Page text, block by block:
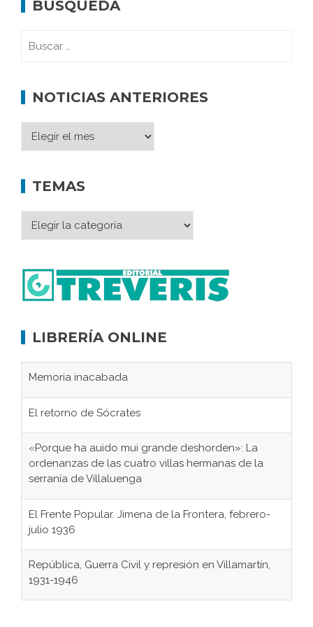
BÚSQUEDA
NOTICIAS ANTERIORES
TEMAS
LIBRERÍA ONLINE
Memoria inacabada
El retorno de Sócrates
«Porque ha auido mui grande deshorden»: La
ordenanzas de las cuatro villas hermanas de la
serranía de Villaluenga
El Frente Popular. Jimena de la Frontera, febrero-
julio 1936
República, Guerra Civil y represión en Villamartín,
1931-1946